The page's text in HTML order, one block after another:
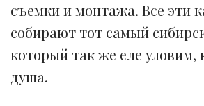
съемки и монтажа. Все эти
собирают тот самый
который так же еле уловим,
душа.